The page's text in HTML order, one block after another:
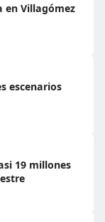
en Villagómez
escenarios
19 millones